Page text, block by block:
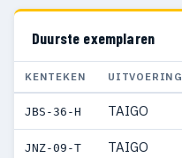
Duurste exemplaren
KENTEKEN UITVOERING
JBS-36-H TAIGO
JNZ-09-T TAIGO